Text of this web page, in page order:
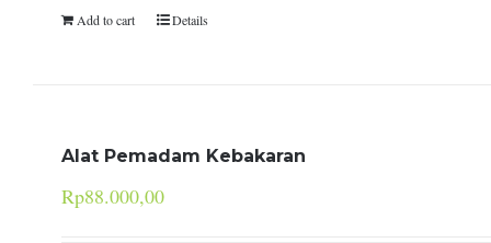
Add to cart Details
Alat Pemadam Kebakaran
Rp88.000,00